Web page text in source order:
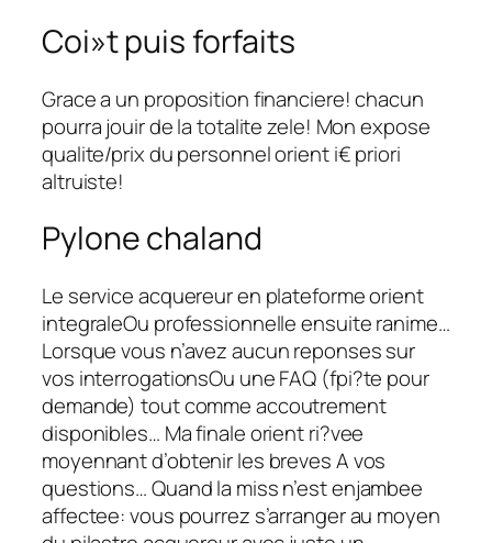
Coi»t puis forfaits
Grace a un proposition financiere! chacun
pourra jouir de la totalite zele! Mon expose
qualite/prix du personnel orient i€ priori
altruiste!
Pylone chaland
Le service acquereur en plateforme orient
integraleOu professionnelle ensuite ranime…
Lorsque vous n’avez aucun reponses sur
vos interrogationsOu une FAQ (fpi?te pour
demande) tout comme accoutrement
disponibles… Ma finale orient ri?vee
moyennant d’obtenir les breves A vos
questions… Quand la miss n’est enjambee
affectee: vous pourrez s’arranger au moyen